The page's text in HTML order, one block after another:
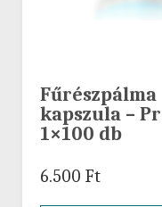
Fűrészpálma
kapszula –
1×100 db
6.500 Ft